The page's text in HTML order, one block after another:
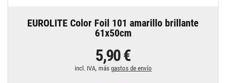
EUROLITE Color Foil 101 amarillo brillante
61x50cm
5,90 €
incl. IVA, más gastos de envío